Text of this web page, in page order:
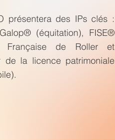
présentera des IPs clés :
(équitation), FISE®
Française de Roller et
la licence patrimoniale